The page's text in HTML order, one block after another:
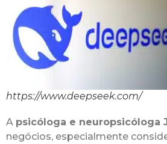
https://www.deepseek.com/
A psicóloga e neuropsicóloga
negócios, especialmente